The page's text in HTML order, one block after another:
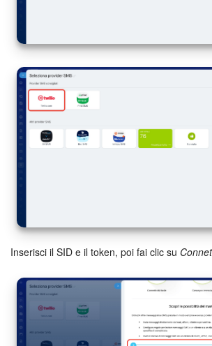
Inserisci il SID e il token, poi fai clic su